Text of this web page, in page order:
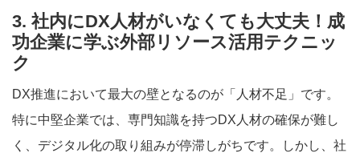
3. 社内にDX人材がいなくても大丈夫！成
功企業に学ぶ外部リソース活用テクニッ
ク
DX推進において最大の壁となるのが「人材不足」です。
特に中堅企業では、専門知識を持つDX人材の確保が難し
く、デジタル化の取り組みが停滞しがちです。しかし、社